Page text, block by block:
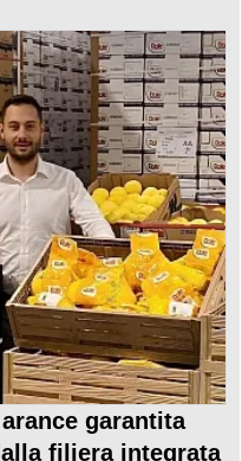
garantita
filiera integrata